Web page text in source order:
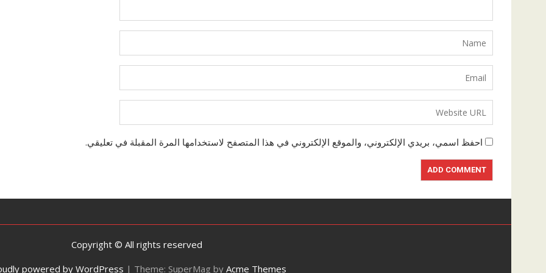
احفظ اسمي، بريدي الإلكتروني، والموقع الإلكتروني في هذا المتصفح لاستخدامها المرة المقبلة في تعليقي.
Copyright © All rights reserved
powered by WordPress | Theme: SuperMag by Acme Themes